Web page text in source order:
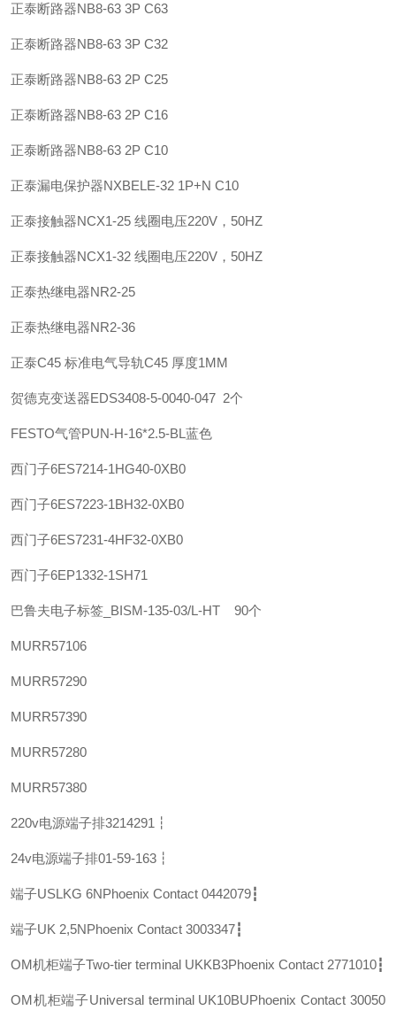
正泰断路器NB8-63 3P C63
正泰断路器NB8-63 3P C32
正泰断路器NB8-63 2P C25
正泰断路器NB8-63 2P C16
正泰断路器NB8-63 2P C10
正泰漏电保护器NXBELE-32 1P+N C10
正泰接触器NCX1-25 线圈电压220V，50HZ
正泰接触器NCX1-32 线圈电压220V，50HZ
正泰热继电器NR2-25
正泰热继电器NR2-36
正泰C45 标准电气导轨C45 厚度1MM
贺德克变送器EDS3408-5-0040-047 2个
FESTO气管PUN-H-16*2.5-BL蓝色
西门子6ES7214-1HG40-0XB0
西门子6ES7223-1BH32-0XB0
西门子6ES7231-4HF32-0XB0
西门子6EP1332-1SH71
巴鲁夫电子标签_BISM-135-03/L-HT 90个
MURR57106
MURR57290
MURR57390
MURR57280
MURR57380
220v电源端子排3214291┇
24v电源端子排01-59-163┇
端子USLKG 6NPhoenix Contact 0442079┇
端子UK 2,5NPhoenix Contact 3003347┇
OM机柜端子Two-tier terminal UKKB3Phoenix Contact 2771010┇
OM机柜端子Universal terminal UK10BUPhoenix Contact 30050